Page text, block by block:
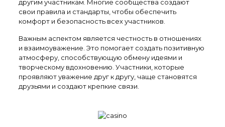
другим участникам. Многие сообщества создают
свои правила и стандарты, чтобы обеспечить
комфорт и безопасность всех участников.
Важным аспектом является честность в отношениях
и взаимоуважение. Это помогает создать позитивную
атмосферу, способствующую обмену идеями и
творческому вдохновению. Участники, которые
проявляют уважение друг к другу, чаще становятся
друзьями и создают крепкие связи.